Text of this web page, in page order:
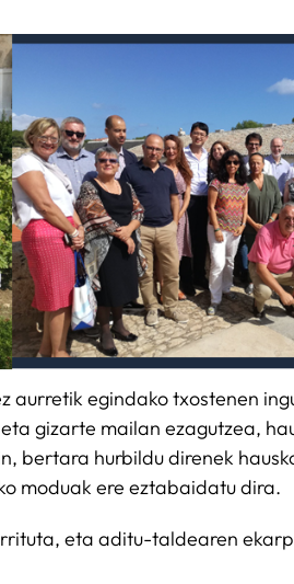
aurretik egindako txostenen
gizarte mailan ezagutzea,
bertara hurbildu direnek
moduak ere eztabaidatu dira.
eta aditu-taldearen